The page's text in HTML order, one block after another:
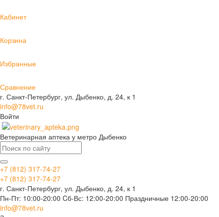
Кабинет
Корзина
Избранные
Сравнение
г. Санкт-Петербург, ул. Дыбенко, д. 24, к 1
info@78vet.ru
Войти
Ветеринарная аптека у метро Дыбенко
+7 (812) 317-74-27
+7 (812) 317-74-27
г. Санкт-Петербург, ул. Дыбенко, д. 24, к 1
Пн-Пт: 10:00-20:00 Cб-Вс: 12:00-20:00 Праздничные 12:00-20:00
info@78vet.ru